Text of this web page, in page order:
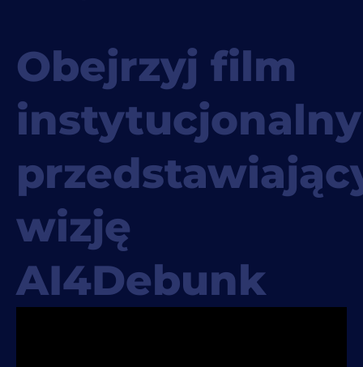
Obejrzyj film
instytucjonalny
wizję
AI4Debunk